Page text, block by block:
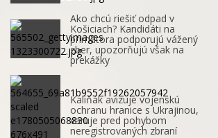
Ako chcú riešiť odpad v
Košiciach? Kandidáti na
primátora podporujú vážený
zber, upozorňujú však na
prekážky
Kaliňák avizuje vojenskú
ochranu hranice s Ukrajinou,
varuje pred pohybom
neregistrovaných zbraní